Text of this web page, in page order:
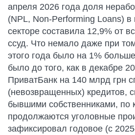
апреля 2026 года доля
(NPL, Non-Performing Loans)
секторе составила 12,9% от
ссуд. Что немало даже при
этого года было на 1%
было до того, как в декабре
ПриватБанк на 140 млрд грн
(невозвращенных) кредитов,
бывшими собственниками, по
продолжаются уголовные
зафиксировал годовое (с